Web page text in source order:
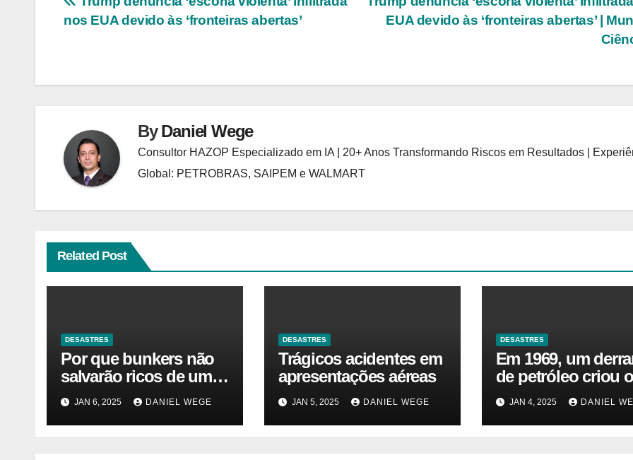
Navegação
EUA devido às ‘fronteiras abertas’ |
nos EUA devido às ‘fronteiras abertas’
ByDaniel Wege
Consultor HAZOP Especializado em IA | 20+ Anos Transformando Riscos em Resultados |
Global: PETROBRAS, SAIPEM e WALMART
Related Post
DESASTRES
Por que bunkers não
salvarão ricos de um
desastre nuclear
JAN 6, 2025 DANIEL WEGE
DESASTRES
Trágicos acidentes em
apresentações aéreas
JAN 5, 2025 DANIEL WEGE
DESASTRES
Em 1969, um
de petróleo criou o
da Terra. Agora,
gasoduto pode
| Sustentabilidade
JAN 4, 2025 DANIEL